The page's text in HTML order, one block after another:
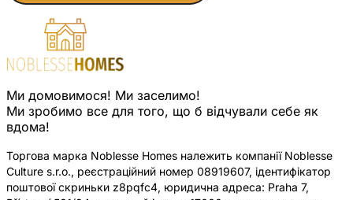
Ми домовимося! Ми заселимо!
Ми зробимо все для того, що б відчували себе як
вдома!
Торгова марка Noblesse Homes належить компанії Noblesse
Culture s.r.o., реєстраційний номер 08919607, ідентифікатор
поштової скриньки z8pqfc4, юридична адреса: Praha 7,